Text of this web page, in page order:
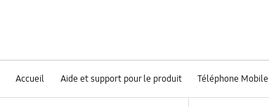
Accueil Aide et support pour le produit Téléphone Mobile